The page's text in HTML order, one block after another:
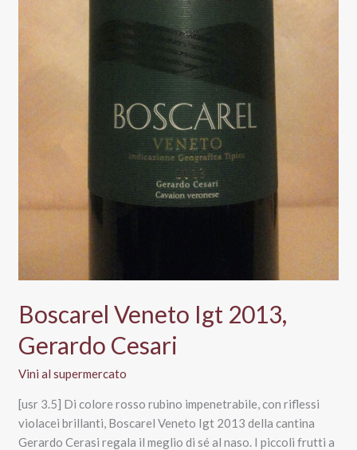
Boscarel Veneto Igt 2013,
Gerardo Cesari
Vini al supermercato
[usr 3.5] Di colore rosso rubino impenetrabile, con riflessi
violacei brillanti, Boscarel Veneto Igt 2013 della cantina
Gerardo Cerasi regala il meglio di sé al naso. I piccoli frutti a